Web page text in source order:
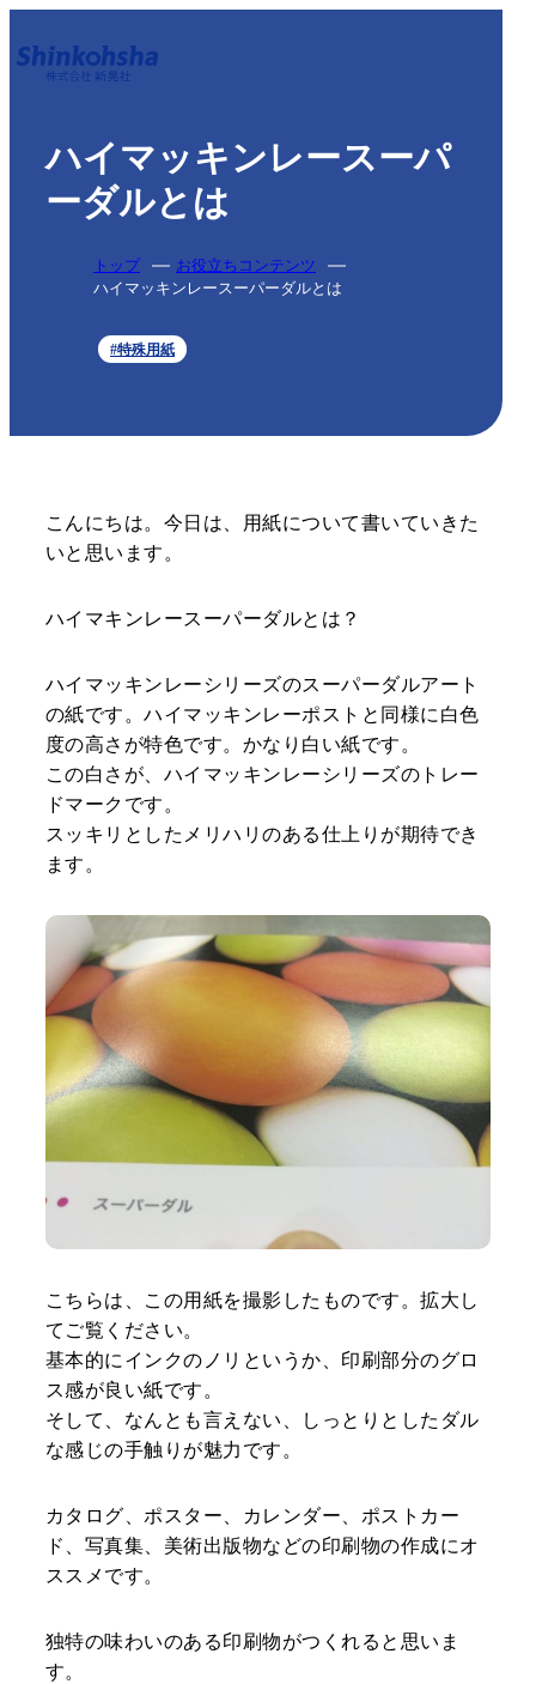
ハイマッキンレースーパ
ーダルとは
トップ
お役立ちコンテンツ
ハイマッキンレースーパーダルとは
#特殊用紙
こんにちは。今日は、用紙について書いていきた
いと思います。
ハイマキンレースーパーダルとは？
ハイマッキンレーシリーズのスーパーダルアート
の紙です。ハイマッキンレーポストと同様に白色
度の高さが特色です。かなり白い紙です。
この白さが、ハイマッキンレーシリーズのトレー
ドマークです。
スッキリとしたメリハリのある仕上りが期待でき
ます。
こちらは、この用紙を撮影したものです。拡大し
てご覧ください。
基本的にインクのノリというか、印刷部分のグロ
ス感が良い紙です。
そして、なんとも言えない、しっとりとしたダル
な感じの手触りが魅力です。
カタログ、ポスター、カレンダー、ポストカー
ド、写真集、美術出版物などの印刷物の作成にオ
ススメです。
独特の味わいのある印刷物がつくれると思いま
す。